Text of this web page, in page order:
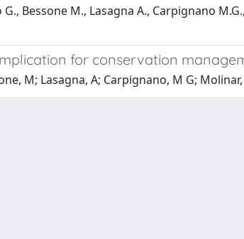
Bessone M., Lasagna A., Carpignano
for conservation
M; Lasagna, A; Carpignano, M G;